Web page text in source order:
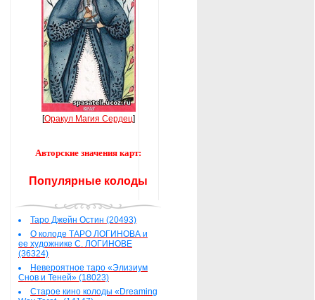
[Оракул Магия Сердец]
Авторские значения карт:
Популярные колоды
Таро Джейн Остин (20493)
О колоде ТАРО ЛОГИНОВА и
ее художнике С. ЛОГИНОВЕ
(36324)
Невероятное таро «Элизиум
Снов и Теней» (18023)
Старое кино колоды «Dreaming